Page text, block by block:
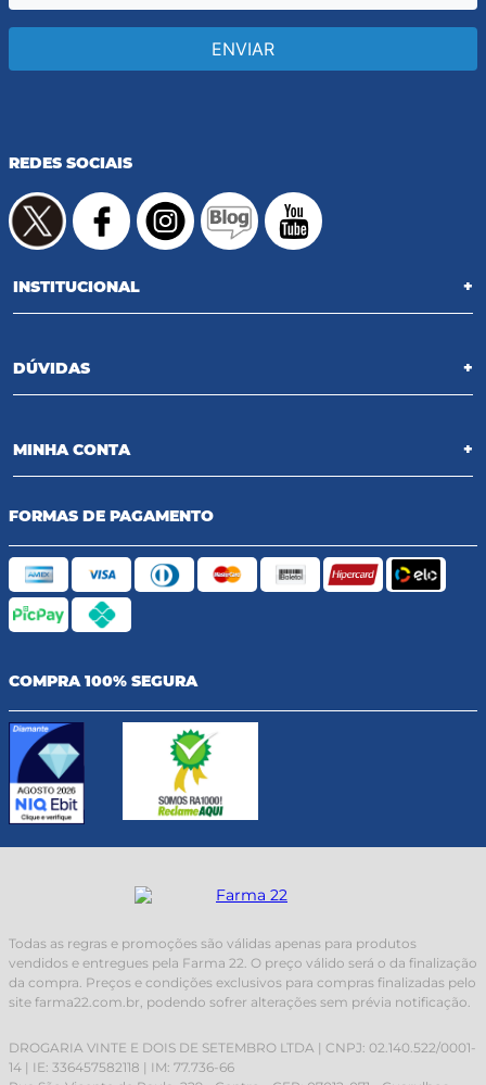
ENVIAR
REDES SOCIAIS
INSTITUCIONAL +
DÚVIDAS +
MINHA CONTA +
FORMAS DE PAGAMENTO
COMPRA 100% SEGURA
Todas as regras e promoções são válidas apenas para produtos
vendidos e entregues pela Farma 22. O preço válido será o da finalização
da compra. Preços e condições exclusivos para compras finalizadas pelo
site farma22.com.br, podendo sofrer alterações sem prévia notificação.
DROGARIA VINTE E DOIS DE SETEMBRO LTDA | CNPJ: 02.140.522/0001-
14 | IE: 336457582118 | IM: 77.736-66